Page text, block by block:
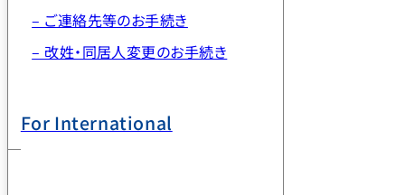
– ご連絡先等のお手続き
– 改姓・同居人変更のお手続き
For International